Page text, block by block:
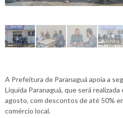
A Prefeitura de Paranaguá apoia a
Liquida Paranaguá, que será
agosto, com descontos de até 50%
comércio local.